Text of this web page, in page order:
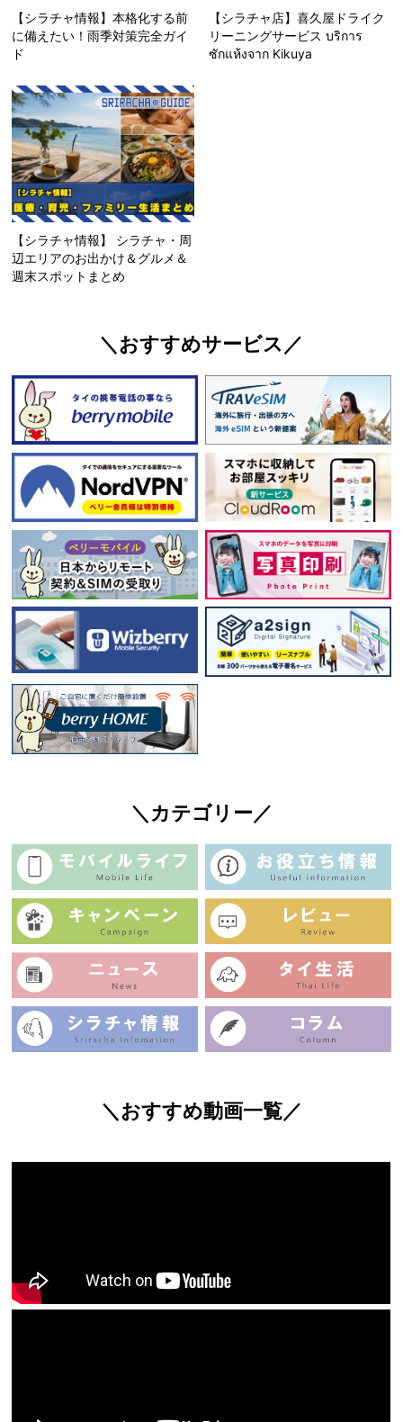
【シラチャ情報】本格化する前
に備えたい！雨季対策完全ガイ
ド
【シラチャ店】喜久屋ドライク
リーニングサービス บริการ
ซักแห้งจาก Kikuya
【シラチャ情報】 シラチャ・周
辺エリアのお出かけ＆グルメ＆
週末スポットまとめ
＼おすすめサービス／
＼カテゴリー／
＼おすすめ動画一覧／